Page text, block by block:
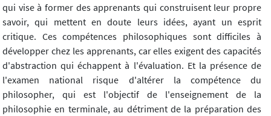
qui vise à former des apprenants qui construisent leur propre
savoir, qui mettent en doute leurs idées, ayant un esprit
critique. Ces compétences philosophiques sont difficiles à
développer chez les apprenants, car elles exigent des capacités
d'abstraction qui échappent à l'évaluation. Et la présence de
l'examen national risque d'altérer la compétence du
philosopher, qui est l'objectif de l'enseignement de la
philosophie en terminale, au détriment de la préparation des